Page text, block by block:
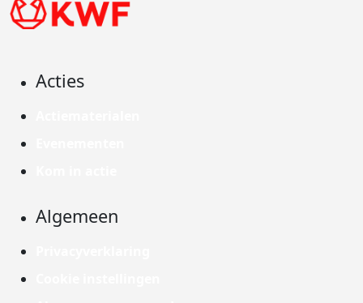
Acties
Algemeen